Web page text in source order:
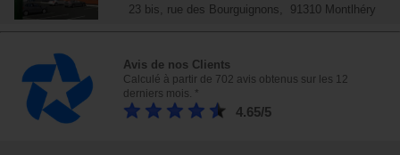
23 bis, rue des Bourguignons, 91310 Montlhéry
Avis de nos Clients
Calculé à partir de 702 avis obtenus sur les 12
derniers mois. *
4.65/5